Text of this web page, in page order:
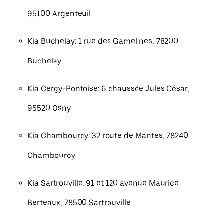
95100 Argenteuil
Kia Buchelay: 1 rue des Gamelines, 78200
Buchelay
Kia Cergy-Pontoise: 6 chaussée Jules César,
95520 Osny
Kia Chambourcy: 32 route de Mantes, 78240
Chambourcy
Kia Sartrouville: 91 et 120 avenue Maurice
Berteaux, 78500 Sartrouville